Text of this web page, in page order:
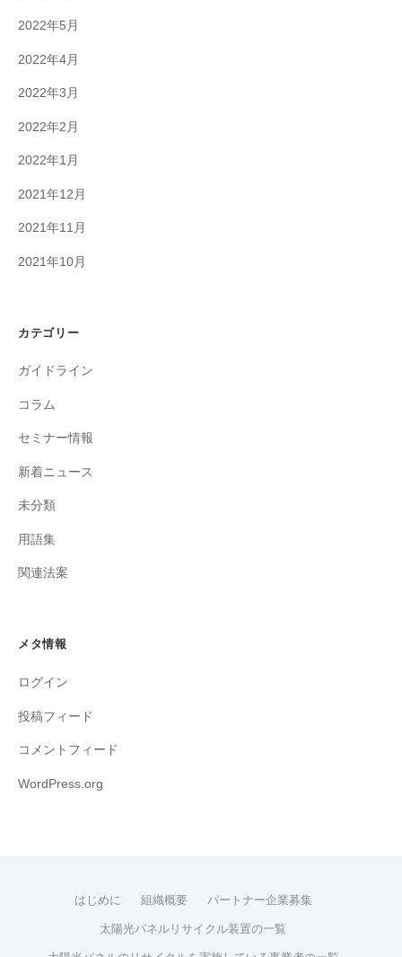
2022年5月
2022年4月
2022年3月
2022年2月
2022年1月
2021年12月
2021年11月
2021年10月
カテゴリー
ガイドライン
コラム
セミナー情報
新着ニュース
未分類
用語集
関連法案
メタ情報
ログイン
投稿フィード
コメントフィード
WordPress.org
はじめに 組織概要 パートナー企業募集
太陽光パネルリサイクル装置の一覧